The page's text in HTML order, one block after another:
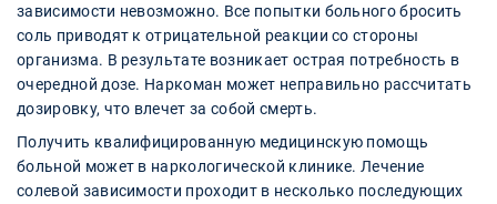
зависимости невозможно. Все попытки больного бросить
соль приводят к отрицательной реакции со стороны
организма. В результате возникает острая потребность в
очередной дозе. Наркоман может неправильно рассчитать
дозировку, что влечет за собой смерть.
Получить квалифицированную медицинскую помощь
больной может в наркологической клинике. Лечение
солевой зависимости проходит в несколько последующих